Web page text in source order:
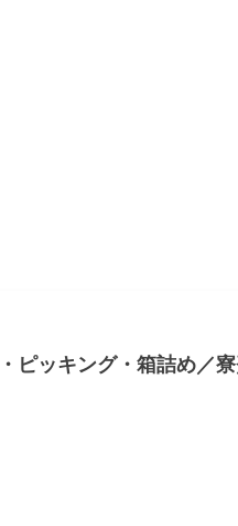
ピッキング・箱詰め／